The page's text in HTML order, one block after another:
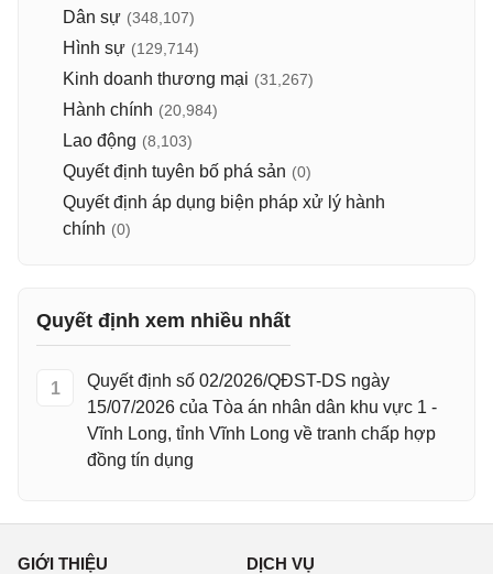
Dân sự (348,107)
Hình sự (129,714)
Kinh doanh thương mại (31,267)
Hành chính (20,984)
Lao động (8,103)
Quyết định tuyên bố phá sản (0)
Quyết định áp dụng biện pháp xử lý hành
chính (0)
Quyết định xem nhiều nhất
1
Quyết định số 02/2026/QĐST-DS ngày
15/07/2026 của Tòa án nhân dân khu vực 1 -
Vĩnh Long, tỉnh Vĩnh Long về tranh chấp hợp
đồng tín dụng
GIỚI THIỆU DỊCH VỤ